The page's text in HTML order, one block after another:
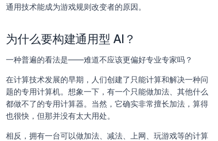
通用技术能成为游戏规则改变者的原因。
为什么要构建通用型 AI？
一种普遍的看法是——难道不应该更偏好专业专家吗？
在计算技术发展的早期，人们创建了只能计算和解决一种问
题的专用计算机。想象一下，有一个只能做加法、其他什么
都做不了的专用计算器。当然，它确实非常擅长加法，算得
也很快，但那并没有太大用处。
相反，拥有一台可以做加法、减法、上网、玩游戏等的计算